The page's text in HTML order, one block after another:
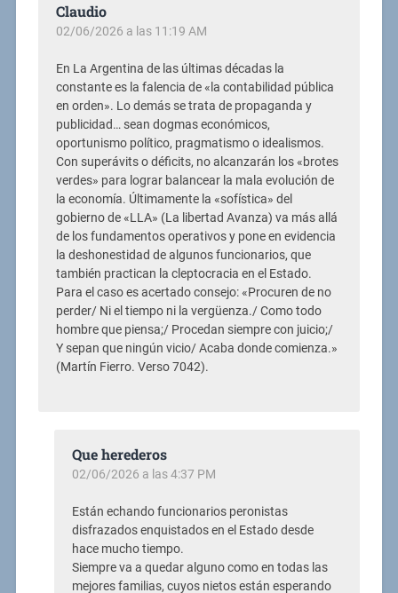
Claudio
02/06/2026 a las 11:19 AM
En La Argentina de las últimas décadas la
constante es la falencia de «la contabilidad pública
en orden». Lo demás se trata de propaganda y
publicidad… sean dogmas económicos,
oportunismo político, pragmatismo o idealismos.
Con superávits o déficits, no alcanzarán los «brotes
verdes» para lograr balancear la mala evolución de
la economía. Últimamente la «sofística» del
gobierno de «LLA» (La libertad Avanza) va más allá
de los fundamentos operativos y pone en evidencia
la deshonestidad de algunos funcionarios, que
también practican la cleptocracia en el Estado.
Para el caso es acertado consejo: «Procuren de no
perder/ Ni el tiempo ni la vergüenza./ Como todo
hombre que piensa;/ Procedan siempre con juicio;/
Y sepan que ningún vicio/ Acaba donde comienza.»
(Martín Fierro. Verso 7042).
Que herederos
02/06/2026 a las 4:37 PM
Están echando funcionarios peronistas
disfrazados enquistados en el Estado desde
hace mucho tiempo.
Siempre va a quedar alguno como en todas las
mejores familias, cuyos nietos están esperando